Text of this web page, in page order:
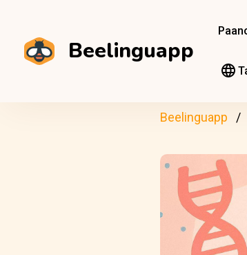
Beelinguapp
Beelinguapp